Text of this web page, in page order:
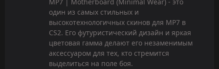
один из самых стильных и
высокотехнологичных скинов для MP7 в
CS2. Его футуристический дизайн и яркая
цветовая гамма делают его незаменимым
аксессуаром для тех, кто стремится
выделиться на поле боя.